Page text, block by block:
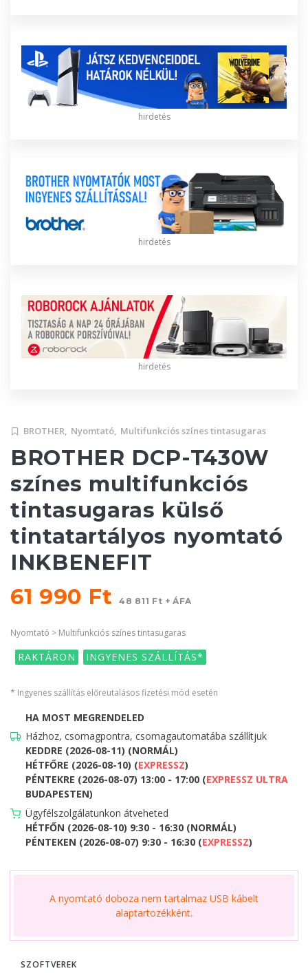
hirdetés
hirdetés
hirdetés
BROTHER, Nyomtató, Multifunkciós színes tintasugaras
BROTHER DCP-T430W
színes multifunkciós
tintasugaras külső
tintatartályos nyomtató
INKBENEFIT
61 990 Ft48 811 Ft + ÁFA
Nyomtató > Multifunkciós színes tintasugaras
RAKTÁRON INGYENES SZÁLLÍTÁS*
* Ingyenes szállítás előreutalásos fizetési mód esetén
HA MOST MEGRENDELED
Házhoz, csomagpontra, csomagautomatába szállítjuk
KEDDRE (2026-08-11) (NORMÁL)
HÉTFŐRE (2026-08-10) (EXPRESSZ)
PÉNTEKRE (2026-08-07) 13:00 - 17:00 (EXPRESSZ ULTRA
BUDAPESTEN)
Ügyfélszolgálatunkon átveheted
HÉTFŐN (2026-08-10) 9:30 - 16:30 (NORMÁL)
PÉNTEKEN (2026-08-07) 9:30 - 16:30 (EXPRESSZ)
A nyomtató doboza nem tartalmaz USB kábelt
alaptartozékként.
SZOFTVEREK